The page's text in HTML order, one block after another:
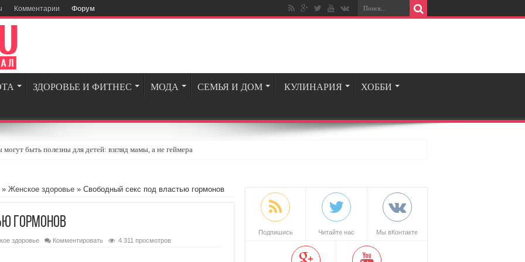
Комментарии Форум
ЗДОРОВЬЕ И ФИТНЕС МОДА СЕМЬЯ И ДОМ КУЛИНАРИЯ ХОББИ
быть полезны для детей: взгляд мамы, а не геймера
геймеров и энтузиастов игровой индустрии
жизни: 5 простых шагов
» Женское здоровье » Свободный секс под властью гормонов
гормонов
здоровье Комментировать 4 311 просмотров
Подпишись Читайте нас Мы вКонтакте